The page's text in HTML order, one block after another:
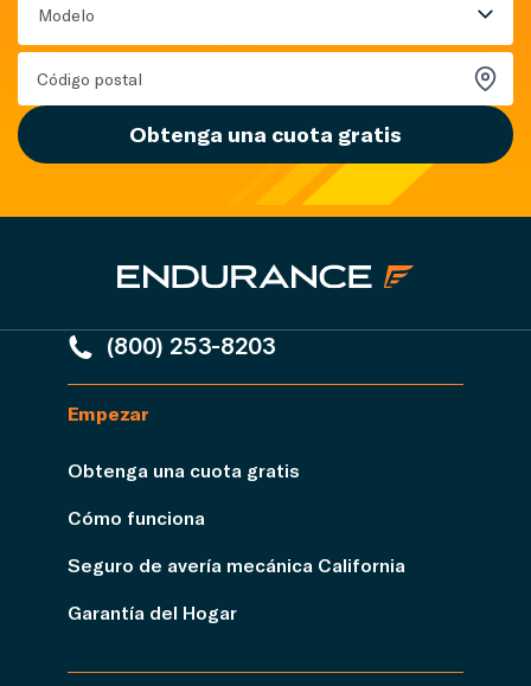
Modelo
Obtenga una cuota gratis
(800) 253-8203
Empezar
Obtenga una cuota gratis
Cómo funciona
Seguro de avería mecánica California
Garantía del Hogar